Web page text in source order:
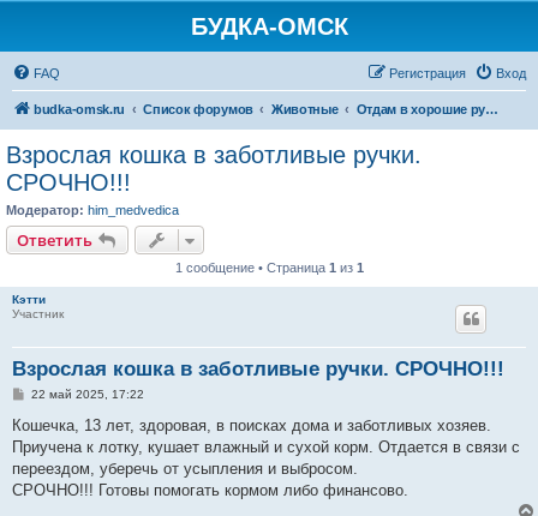
БУДКА-ОМСК
FAQ Вход
Регистрация
budka-omsk.ru Список форумов Животные Отдам в хорошие руки кошку
Взрослая кошка в заботливые ручки.
СРОЧНО!!!
Модератор: him_medvedica
Ответить
1 сообщение • Страница 1 из 1
Кэтти
Участник
Взрослая кошка в заботливые ручки. СРОЧНО!!!
С
о
щ
е
н
и
22 май 2025, 17:22
Кошечка, 13 лет, здоровая, в поисках дома и заботливых хозяев.
Приучена к лотку, кушает влажный и сухой корм. Отдается в связи с
переездом, уберечь от усыпления и выбросом.
СРОЧНО!!! Готовы помогать кормом либо финансово.